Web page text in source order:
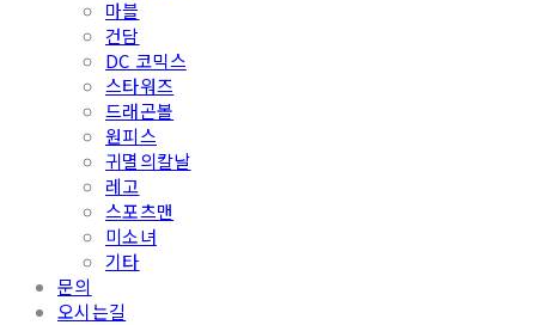
마블
건담
DC 코믹스
스타워즈
드래곤볼
원피스
귀멸의칼날
레고
스포츠맨
미소녀
기타
문의
오시는길